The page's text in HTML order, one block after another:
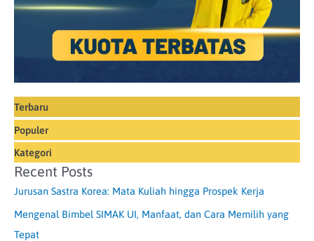
Terbaru
Populer
Kategori
Recent Posts
Jurusan Sastra Korea: Mata Kuliah hingga Prospek Kerja
Mengenal Bimbel SIMAK UI, Manfaat, dan Cara Memilih yang
Tepat